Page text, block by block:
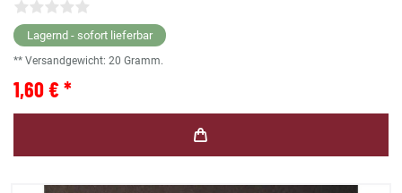
Lagernd - sofort lieferbar
** Versandgewicht: 20 Gramm.
1,60 € *